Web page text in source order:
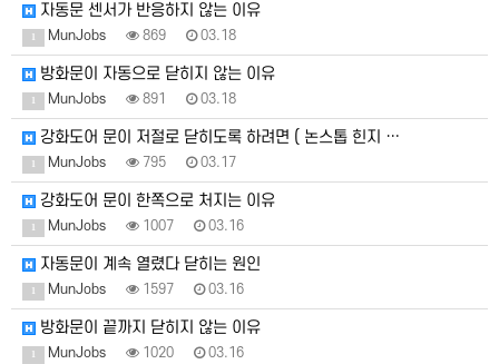
자동문 센서가 반응하지 않는 이유
MunJobs 869 03.18
방화문이 자동으로 닫히지 않는 이유
MunJobs 891 03.18
강화도어 문이 저절로 닫히도록 하려면 ( 논스톱 힌지 …
MunJobs 795 03.17
강화도어 문이 한쪽으로 처지는 이유
MunJobs 1007 03.16
자동문이 계속 열렸다 닫히는 원인
MunJobs 1597 03.16
방화문이 끝까지 닫히지 않는 이유
MunJobs 1020 03.16